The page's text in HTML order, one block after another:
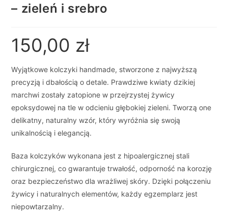
– zieleń i srebro
150,00 zł
Wyjątkowe kolczyki handmade, stworzone z najwyższą
precyzją i dbałością o detale. Prawdziwe kwiaty dzikiej
marchwi zostały zatopione w przejrzystej żywicy
epoksydowej na tle w odcieniu głębokiej zieleni. Tworzą one
delikatny, naturalny wzór, który wyróżnia się swoją
unikalnością i elegancją.
Baza kolczyków wykonana jest z hipoalergicznej stali
chirurgicznej, co gwarantuje trwałość, odporność na korozję
oraz bezpieczeństwo dla wrażliwej skóry. Dzięki połączeniu
żywicy i naturalnych elementów, każdy egzemplarz jest
niepowtarzalny.